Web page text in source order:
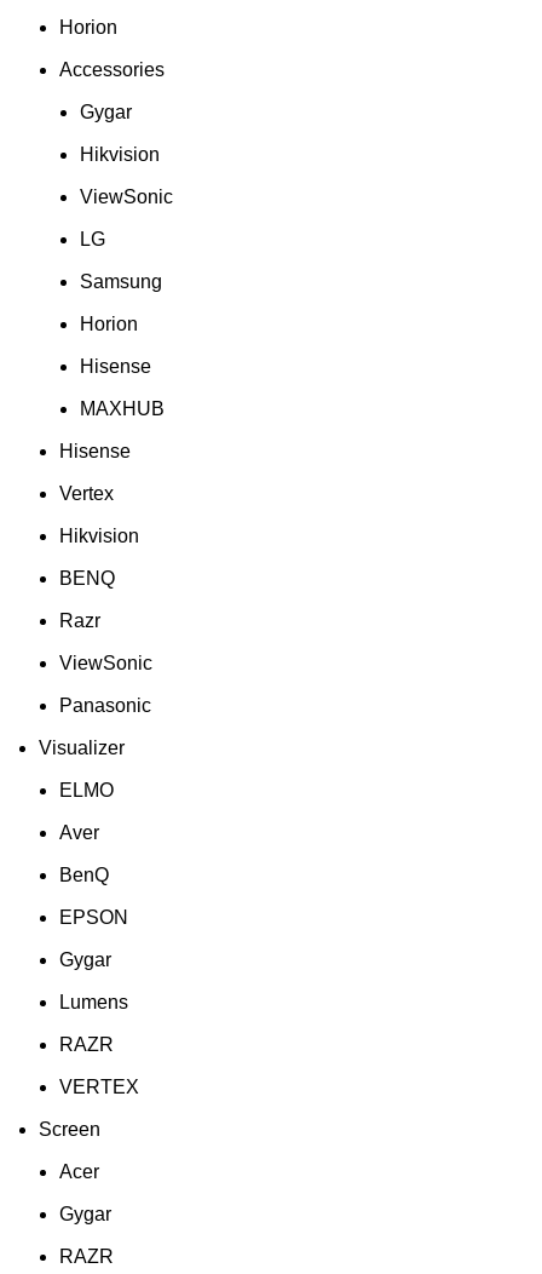
Horion
Accessories
Gygar
Hikvision
ViewSonic
LG
Samsung
Horion
Hisense
MAXHUB
Hisense
Vertex
Hikvision
BENQ
Razr
ViewSonic
Panasonic
Visualizer
ELMO
Aver
BenQ
EPSON
Gygar
Lumens
RAZR
VERTEX
Screen
Acer
Gygar
RAZR